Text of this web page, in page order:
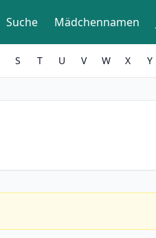
Suche Mädchennamen
S T U V W X Y